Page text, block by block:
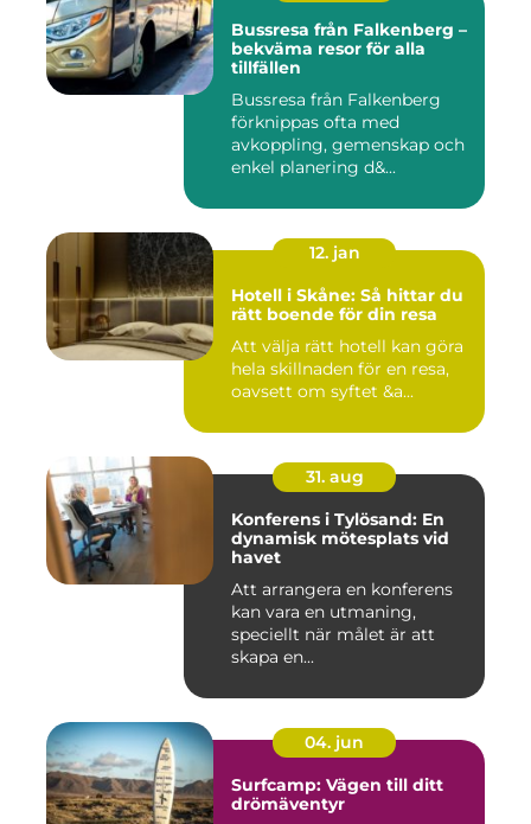
Bussresa från Falkenberg –
bekväma resor för alla
tillfällen
Bussresa från Falkenberg
förknippas ofta med
avkoppling, gemenskap och
enkel planering d&...
12. jan
Hotell i Skåne: Så hittar du
rätt boende för din resa
Att välja rätt hotell kan göra
hela skillnaden för en resa,
oavsett om syftet &a...
31. aug
Konferens i Tylösand: En
dynamisk mötesplats vid
havet
Att arrangera en konferens
kan vara en utmaning,
speciellt när målet är att
skapa en...
04. jun
Surfcamp: Vägen till ditt
drömäventyr